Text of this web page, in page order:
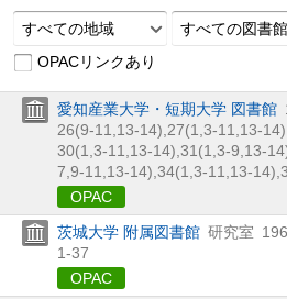
すべての地域
すべての図書館
OPACリンクあり
愛知産業大学・短期大学 図書館
26(9-11, 13-14), 27(1, 3-11, 13-14),
30(1, 3-11, 13-14), 31(1, 3-9, 13-
7, 9-11, 13-14), 34(1, 3-11, 13-14),
OPAC
茨城大学 附属図書館 研究室
1-37
OPAC